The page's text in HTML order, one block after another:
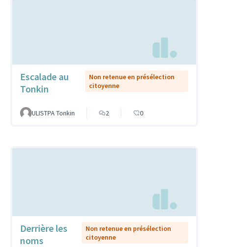
Escalade au
Tonkin
Non retenue en présélection
citoyenne
ULISTPA Tonkin 2 0
Derrière les
noms
Non retenue en présélection
citoyenne